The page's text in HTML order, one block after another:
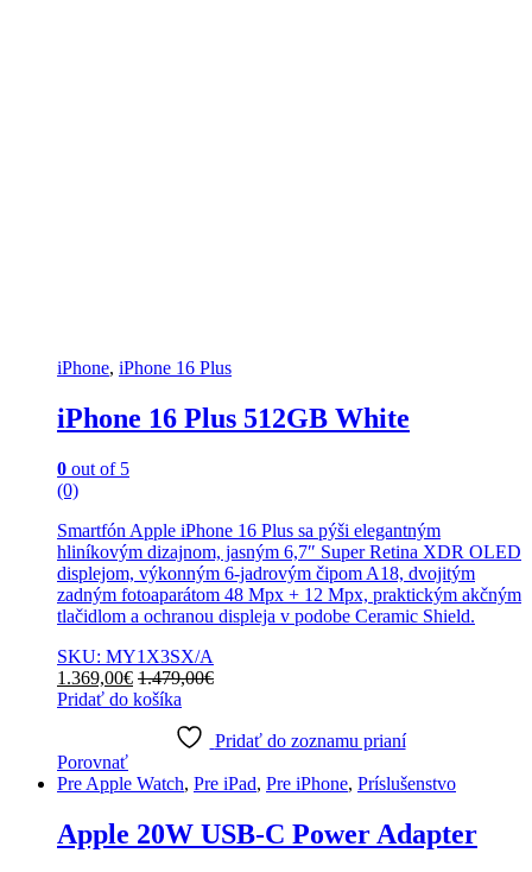
iPhone, iPhone 16 Plus
iPhone 16 Plus 512GB White
0 out of 5
(0)
Smartfón Apple iPhone 16 Plus sa pýši elegantným
hliníkovým dizajnom, jasným 6,7″ Super Retina XDR OLED
displejom, výkonným 6-jadrovým čipom A18, dvojitým
zadným fotoaparátom 48 Mpx + 12 Mpx, praktickým akčným
tlačidlom a ochranou displeja v podobe Ceramic Shield.
SKU: MY1X3SX/A
1.369,00€ 1.479,00€
Pridať do košíka
Pridať do zoznamu prianí
Porovnať
Pre Apple Watch, Pre iPad, Pre iPhone, Príslušenstvo
Apple 20W USB-C Power Adapter